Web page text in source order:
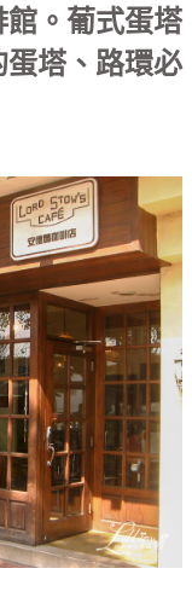
。葡式蛋塔
塔、路環必